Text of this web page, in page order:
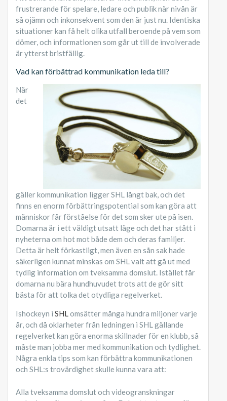
frustrerande för spelare, ledare och publik när nivån är
så ojämn och inkonsekvent som den är just nu. Identiska
situationer kan få helt olika utfall beroende på vem som
dömer, och informationen som går ut till de involverade
är ytterst bristfällig.
Vad kan förbättrad kommunikation leda till?
När
det
gäller kommunikation ligger SHL långt bak, och det
finns en enorm förbättringspotential som kan göra att
människor får förståelse för det som sker ute på isen.
Domarna är i ett väldigt utsatt läge och det har stått i
nyheterna om hot mot både dem och deras familjer.
Detta är helt förkastligt, men även en sån sak hade
säkerligen kunnat minskas om SHL valt att gå ut med
tydlig information om tveksamma domslut. Istället får
domarna nu bära hundhuvudet trots att de gör sitt
bästa för att tolka det otydliga regelverket.
Ishockeyn i SHLomsätter många hundra miljoner varje
år, och då oklarheter från ledningen i SHL gällande
regelverket kan göra enorma skillnader för en klubb, så
måste man jobba mer med kommunikation och tydlighet.
Några enkla tips som kan förbättra kommunikationen
och SHL:s trovärdighet skulle kunna vara att:
Alla tveksamma domslut och videogranskningar